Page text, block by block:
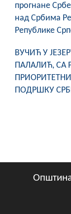
Туризам
прогнане
над Србима
Републике
ВУЧИЋ У
ПАЛАЛИЋ, СА
ПОДРШКУ